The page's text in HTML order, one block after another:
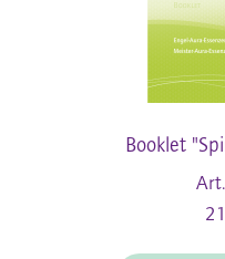
Booklet